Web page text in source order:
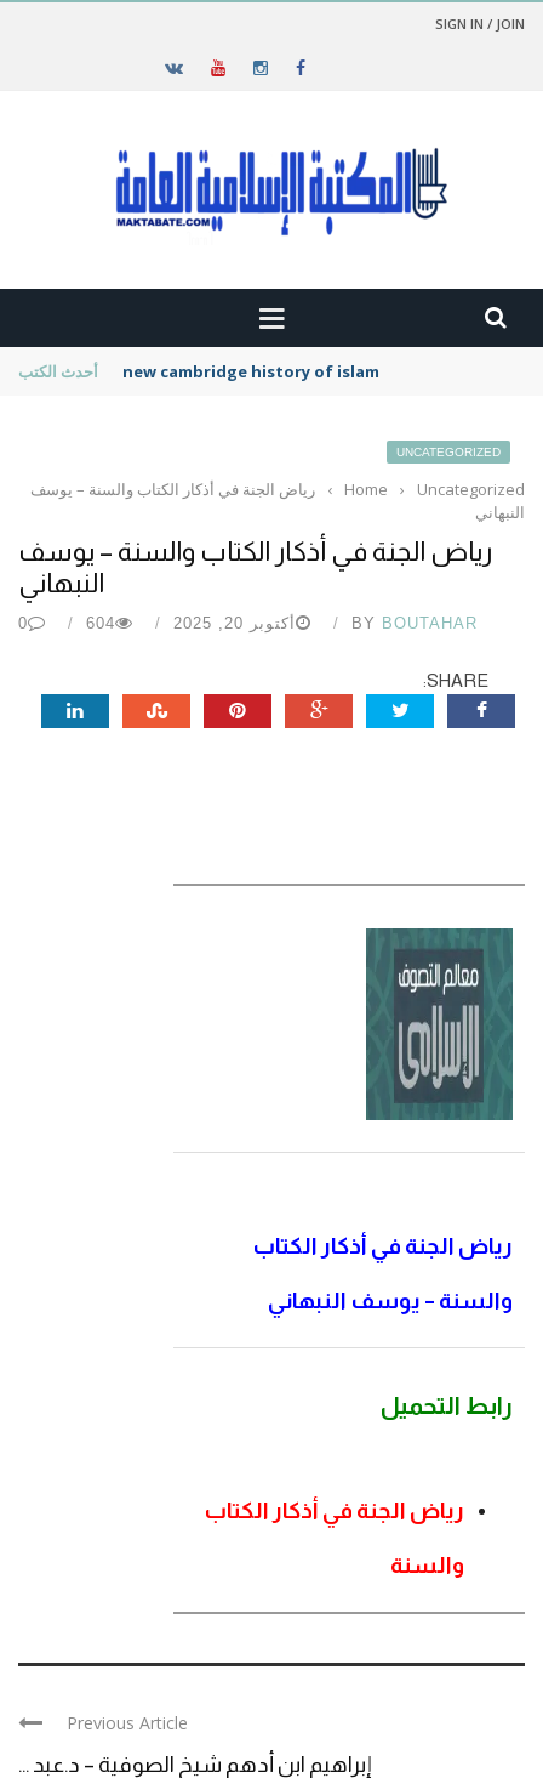
SIGN IN / JOIN
أحدث الكتب new cambridge history of islam
UNCATEGORIZED
Home › Uncategorized
›
رياض الجنة في أذكار الكتاب والسنة – يوسف
النبهاني
رياض الجنة في أذكار الكتاب والسنة – يوسف
النبهاني
BY BOUTAHAR أكتوبر 20, 2025 604
0
SHARE:
رياض الجنة في أذكار الكتاب
والسنة – يوسف النبهاني
رابط التحميل
رياض الجنة في أذكار الكتاب
والسنة
Previous Article
إبراهيم ابن أدهم شيخ الصوفية – د.عبد ...